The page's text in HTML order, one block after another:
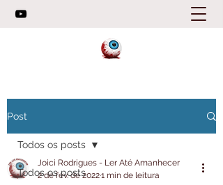
Post
Todos os posts
Todos os posts
Joici Rodrigues - Ler Até Amanhecer
2 de fev. de 20221 min de leitura